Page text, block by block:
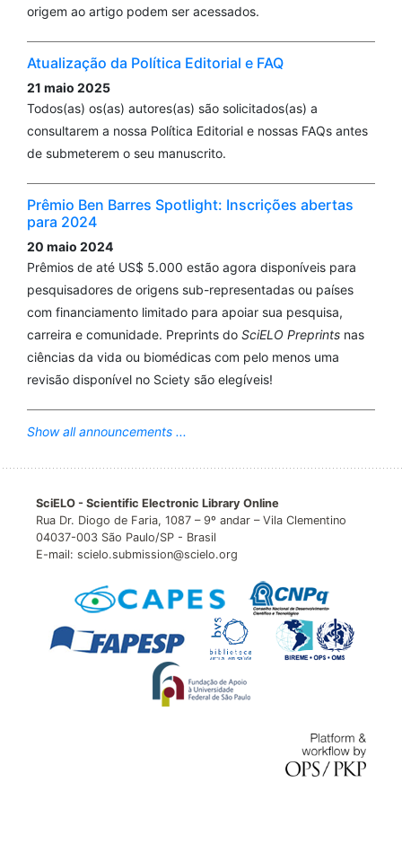
origem ao artigo podem ser acessados.
Atualização da Política Editorial e FAQ
21 maio 2025
Todos(as) os(as) autores(as) são solicitados(as) a
consultarem a nossa Política Editorial e nossas FAQs antes
de submeterem o seu manuscrito.
Prêmio Ben Barres Spotlight: Inscrições abertas
para 2024
20 maio 2024
Prêmios de até US$ 5.000 estão agora disponíveis para
pesquisadores de origens sub-representadas ou países
com financiamento limitado para apoiar sua pesquisa,
carreira e comunidade. Preprints do SciELO Preprints nas
ciências da vida ou biomédicas com pelo menos uma
revisão disponível no Sciety são elegíveis!
Show all announcements ...
SciELO - Scientific Electronic Library Online
Rua Dr. Diogo de Faria, 1087 – 9º andar – Vila Clementino
04037-003 São Paulo/SP - Brasil
E-mail: scielo.submission@scielo.org